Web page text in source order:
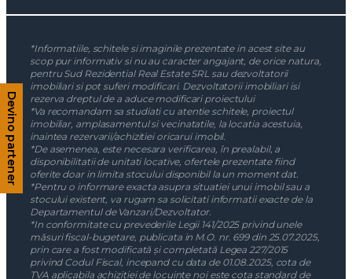
*Informatiile, schitele si imaginile prezentate in acest site au
scop pur informativ si nu au caracter angajant, de orice natura,
pentru Sud Rezidential Real Estate SRL sau dezvoltatorii
imobiliari si pot suferi modificari. Dezvoltatorii imobiliari isi
rezerva dreptul de a aduce modificari proiectului
*Va recomandam sa studiati cu atentie schitele, proiectul
imobiliar, amplasamentul si vecinatatile, la locatia acestuia,
inaintea rezervarii/achizitiei oricarui imobil.
*De asemenea, este necesara verificarea, în prealabil, a
disponibilitatii de unitati locative, ofertele prezentate fiind
oferite doar in limita stocului disponibil la un moment dat.
*Pentru o informare exacta asupra situatiei unui imobil sau a
stocului existent, va rugam sa solicitati informatii exacte de la
Departamentul de Vanzari/Dezvoltator.
*In conformitate cu prevederile Legii 141/2025 privind unele
măsuri fiscal-bugetare, publicata in M.O. nr. 699 din 25.07.2025,
prin care a fost modificată și completată Legea 227/2015
privind Codul Fiscal, incepand cu data de 01.08.2025, cota de
TVA aplicabila achizitiei de locuinte noi este cota standard de
Devino partener